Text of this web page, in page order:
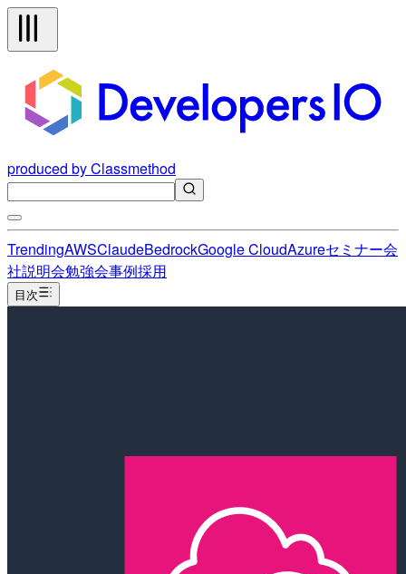
produced by Classmethod
TrendingAWSClaudeBedrockGoogle CloudAzureセミナー会
社説明会勉強会事例採用
目次